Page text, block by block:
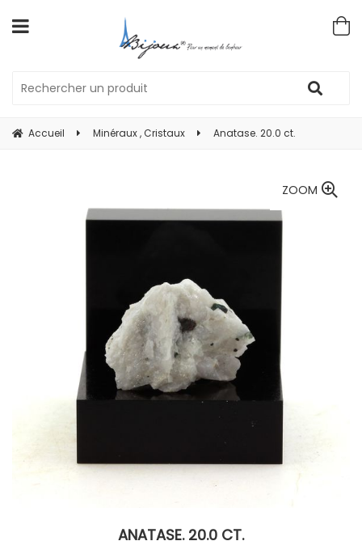
Accueil Minéraux , Cristaux Anatase. 20.0 ct.
ZOOM
ANATASE. 20.0 CT.